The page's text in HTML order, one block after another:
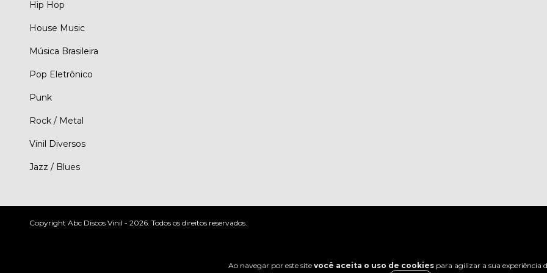
Ao navegar por este site você aceita o uso de cookiespara agilizar a sua experiência
Hip Hop
House Music
Música Brasileira
Pop Eletrônico
Punk
Rock / Metal
Vinil Diversos
Jazz / Blues
Copyright Abc Discos Vinil - 2026. Todos os direitos reservados.